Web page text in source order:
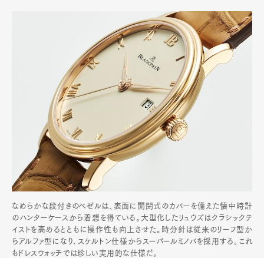
なめらかな段付きのベゼルは、表面に開閉式のカバーを備えた懐中時計
のハンターケースから着想を得ている。大型化したリュウズはクラシックテ
イストを高めるとともに操作性も向上させた。時分針は従来のリーフ型か
らアルファ型になり､スケルトン仕様からスーパールミノバを採用する｡これ
もドレスウォッチでは珍しい実用的な仕様だ｡